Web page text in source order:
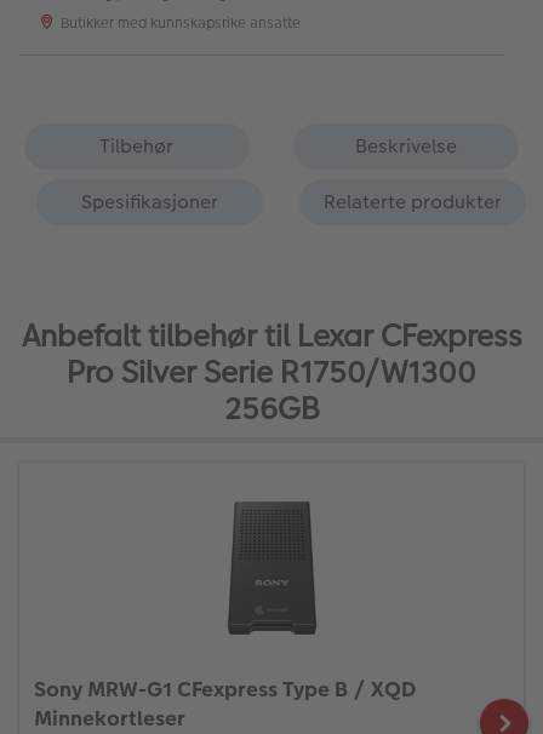
Butikker med kunnskapsrike ansatte
Tilbehør
Beskrivelse
Spesifikasjoner
Relaterte produkter
Anbefalt tilbehør til Lexar CFexpress
Pro Silver Serie R1750/W1300
256GB
Sony MRW-G1 CFexpress Type B / XQD
Minnekortleser